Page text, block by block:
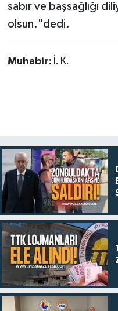
sabır ve başsağlığı
olsun."dedi.
Muhabir: İ. K.